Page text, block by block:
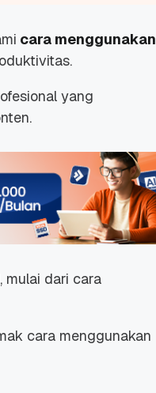
cara menggunakan
yang
mulai dari cara
cara menggunakan